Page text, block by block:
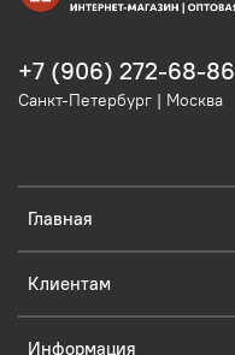
Главная
Клиентам
Информация
+7 (906) 272-68-86
Санкт-Петербург | Москва